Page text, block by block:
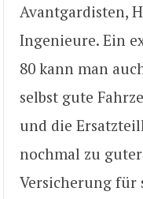
Avantgardisten,
Ingenieure. Ein
80 kann man
selbst gute
und die
nochmal zu
Versicherung für